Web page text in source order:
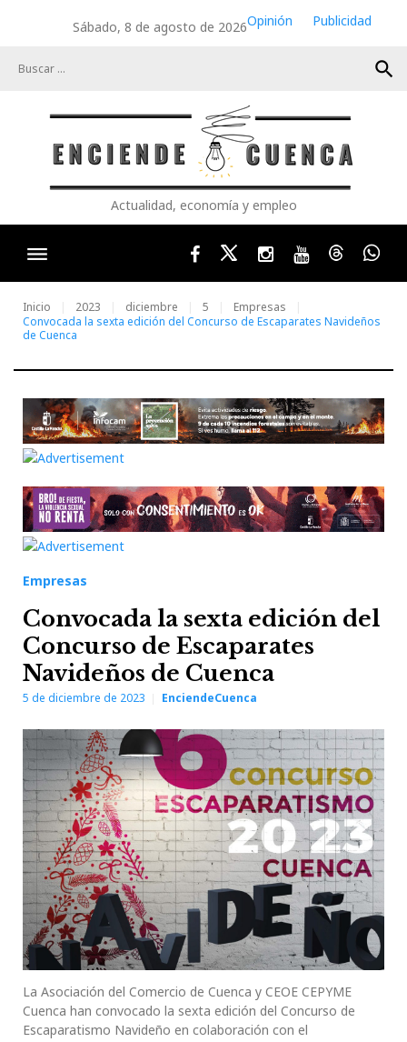
Sábado, 8 de agosto de 2026Opinión
Publicidad
search
Actualidad, economía y empleo
FacebookTwitterInstagram
YoutubeThreads
Inicio 2023 diciembre 5
Empresas
Convocada la sexta edición del Concurso de Escaparates Navideños
de Cuenca
Empresas
Convocada la sexta edición del
Concurso de Escaparates
Navideños de Cuenca
5 de diciembre de 2023 EnciendeCuenca
La Asociación del Comercio de Cuenca y CEOE CEPYME
Cuenca han convocado la sexta edición del Concurso de
Escaparatismo Navideño en colaboración con el